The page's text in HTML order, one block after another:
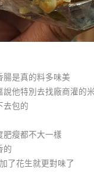
腸是真的料多味美
他特別去找廠商灌的
去包的
肥瘦都不大一樣
的
了花生就更對味了